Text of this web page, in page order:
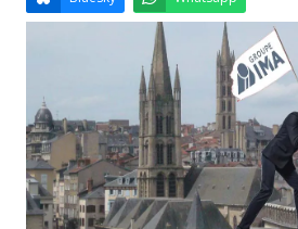
Facebook
Bluesky Whatsapp